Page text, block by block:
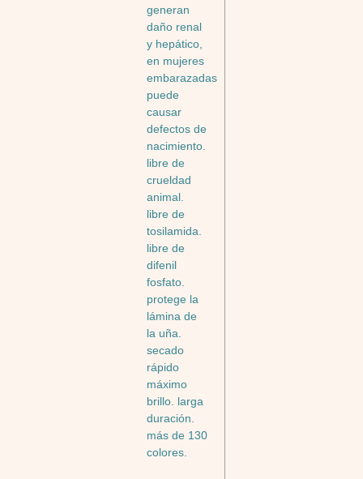
generan
daño renal
y hepático,
en mujeres
embarazadas
puede
causar
defectos de
nacimiento.
libre de
crueldad
animal.
libre de
tosilamida.
libre de
difenil
fosfato.
protege la
lámina de
la uña.
secado
rápido
máximo
brillo. larga
duración.
más de 130
colores.